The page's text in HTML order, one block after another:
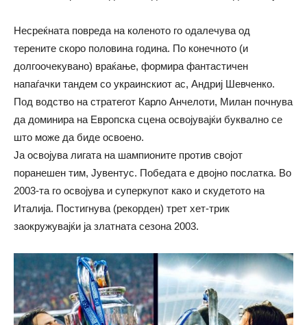
Несреќната повреда на коленото го одалечува од
терените скоро половина година. По конечното (и
долгоочекувано) враќање, формира фантастичен
напаѓачки тандем со украинскиот ас, Андриј Шевченко.
Под водство на стратегот Карло Анчелоти, Милан почнува
да доминира на Европска сцена освојувајќи буквално се
што може да биде освоено.
Ја освојува лигата на шампионите против својот
поранешен тим, Јувентус. Победата е двојно послатка. Во
2003-та го освојува и суперкупот како и скудетото на
Италија. Постигнува (рекорден) трет хет-трик
заокружувајќи ја златната сезона 2003.